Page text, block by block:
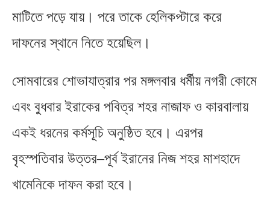
মাটিতে পড়ে যায়। পরে তাকে হেলিকপ্টারে করে
দাফনের স্থানে নিতে হয়েছিল।
সোমবারের শোভাযাত্রার পর মঙ্গলবার ধর্মীয় নগরী কোমে
এবং বুধবার ইরাকের পবিত্র শহর নাজাফ ও কারবালায়
একই ধরনের কর্মসূচি অনুষ্ঠিত হবে। এরপর
বৃহস্পতিবার উত্তর–পূর্ব ইরানের নিজ শহর মাশহাদে
খামেনিকে দাফন করা হবে।